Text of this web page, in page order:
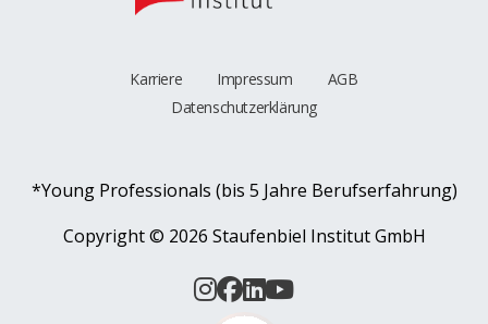
Karriere Impressum
AGB
Datenschutzerklärung
*Young Professionals (bis 5 Jahre Berufserfahrung)
Copyright © 2026 Staufenbiel Institut GmbH